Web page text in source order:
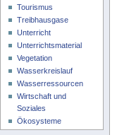
Tourismus
Treibhausgase
Unterricht
Unterrichtsmaterial
Vegetation
Wasserkreislauf
Wasserressourcen
Wirtschaft und
Soziales
Ökosysteme